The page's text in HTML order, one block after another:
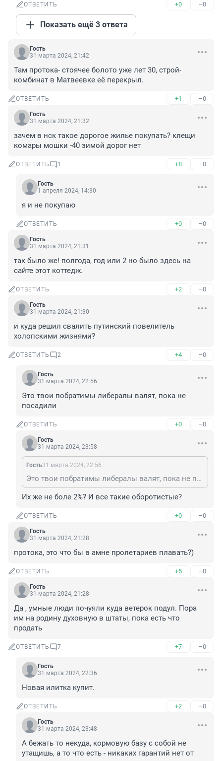
ОТВЕТИТЬ +0 –0
Показать ещё 3 ответа
Гость
31 марта 2024, 21:42
Там протока- стоячее болото уже лет 30, строй-
комбинат в Матвеевке её перекрыл.
ОТВЕТИТЬ +1 –0
Гость
31 марта 2024, 21:32
зачем в нск такое дорогое жилье покупать? клещи
комары мошки -40 зимой дорог нет
ОТВЕТИТЬ 1 +8 –0
Гость
1 апреля 2024, 14:30
я и не покупаю
ОТВЕТИТЬ +0 –0
Гость
31 марта 2024, 21:31
так было же! полгода, год или 2 но было здесь на
сайте этот коттедж.
ОТВЕТИТЬ +2 –0
Гость
31 марта 2024, 21:30
и куда решил свалить путинский повелитель
холопскими жизнями?
ОТВЕТИТЬ 2 +4 –0
Гость
31 марта 2024, 22:56
Это твои побратимы либералы валят, пока не
посадили
ОТВЕТИТЬ +0 –0
Гость
31 марта 2024, 23:58
Гость31 марта 2024, 22:56
Это твои побратимы либералы валят, пока не посадили
Их же не боле 2%? И все такие оборотистые?
ОТВЕТИТЬ +0 –0
Гость
31 марта 2024, 21:28
протока, это что бы в амне пролетариев плавать?)
ОТВЕТИТЬ +5 –0
Гость
31 марта 2024, 21:28
Да , умные люди почуяли куда ветерок подул. Пора
им на родину духовную в штаты, пока есть что
продать
ОТВЕТИТЬ 7 +7 –0
Гость
31 марта 2024, 22:36
Новая илитка купит.
ОТВЕТИТЬ +2 –0
Гость
31 марта 2024, 23:48
А бежать то некуда, кормовую базу с собой не
утащишь, а то что есть - никаких гарантий нет от